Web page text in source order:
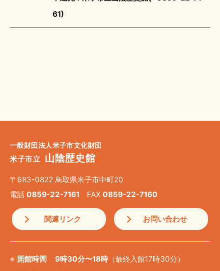
61)
一般財団法人米子市文化財団
米子市立 山陰歴史館
〒683-0822 鳥取県米子市中町20
電話 0859-22-7161 FAX 0859-22-7160
関連リンク お問い合わせ
開館時間 9時30分〜18時（最終入館17時30分）